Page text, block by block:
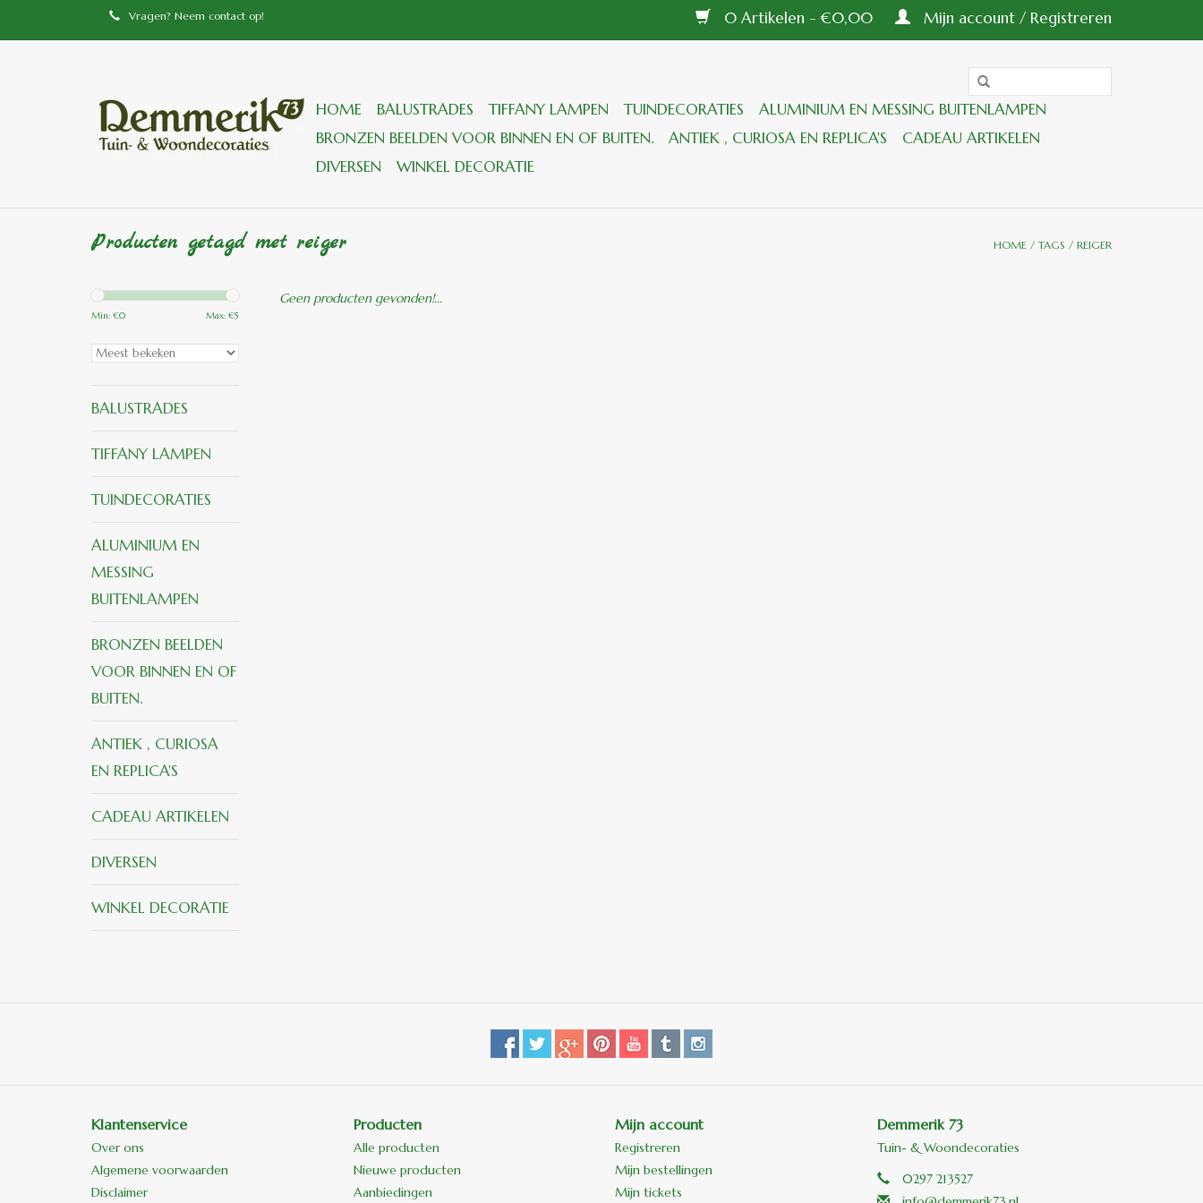
Vragen? Neem contact op! 0 Artikelen - €0,00 Mijn account / Registreren
HOME BALUSTRADES TIFFANY LAMPEN TUINDECORATIES
ALUMINIUM EN MESSING BUITENLAMPEN
BRONZEN BEELDEN VOOR BINNEN EN OF BUITEN.
ANTIEK , CURIOSA EN REPLICA'S
CADEAU ARTIKELEN
DIVERSEN
WINKEL DECORATIE
Producten getagd met reiger HOME / TAGS / REIGER
Min: €0 Max: €5
BALUSTRADES
TIFFANY LAMPEN
TUINDECORATIES
ALUMINIUM EN
MESSING
BUITENLAMPEN
BRONZEN BEELDEN
VOOR BINNEN EN OF
BUITEN.
ANTIEK , CURIOSA
EN REPLICA'S
CADEAU ARTIKELEN
DIVERSEN
WINKEL DECORATIE
Geen producten gevonden!...
Klantenservice
Over ons
Algemene voorwaarden
Disclaimer
Producten
Alle producten
Nieuwe producten
Aanbiedingen
Mijn account
Registreren
Mijn bestellingen
Mijn tickets
Demmerik 73
Tuin- & Woondecoraties
0297 213527